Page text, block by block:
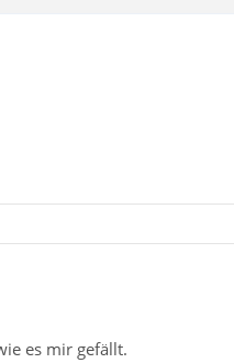
es mir gefällt.